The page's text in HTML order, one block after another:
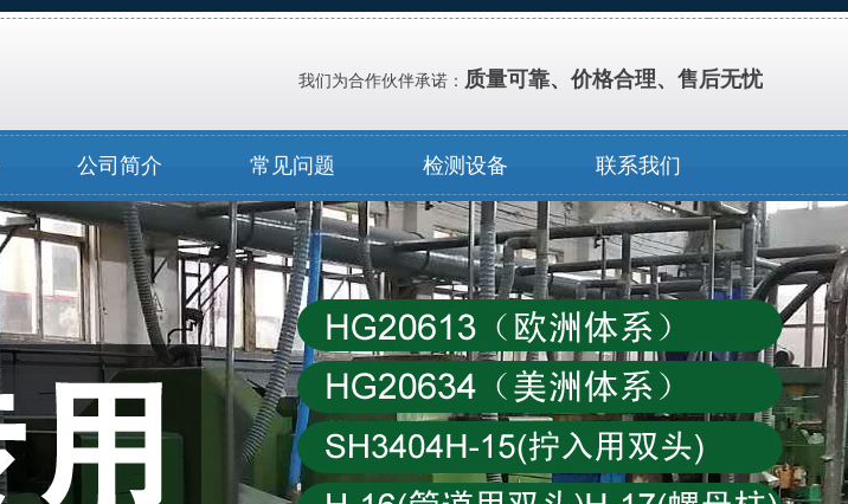
我们为合作伙伴承诺： 质量可靠、价格合理、售后无忧
公司简介 常见问题 检测设备 联系我们